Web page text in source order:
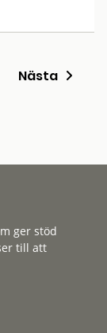
Nästa
ger stöd
till att